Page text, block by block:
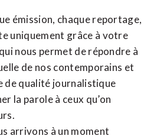
émission, chaque reportage,
uniquement grâce à votre
nous permet de répondre à
de nos contemporains et
de qualité journalistique
la parole à ceux qu’on
arrivons à un moment